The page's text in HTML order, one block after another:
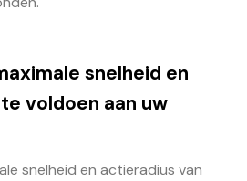
snelheid en
voldoen aan uw
snelheid en actieradius van